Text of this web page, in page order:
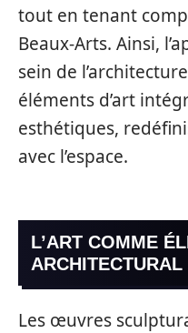
tout en tenant
Beaux-Arts. Ainsi,
sein de
éléments d’art
esthétiques,
avec l’espace.
L’ART COMME
ARCHITECTURAL
Les œuvres